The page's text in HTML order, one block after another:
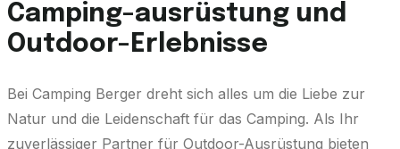
Camping-ausrüstung und
Outdoor-Erlebnisse
Bei Camping Berger dreht sich alles um die Liebe zur
Natur und die Leidenschaft für das Camping. Als Ihr
zuverlässiger Partner für Outdoor-Ausrüstung bieten